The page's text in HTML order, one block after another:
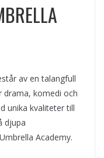
av en talangfull
drama, komedi och
unika kvaliteter till
djupa
Academy.